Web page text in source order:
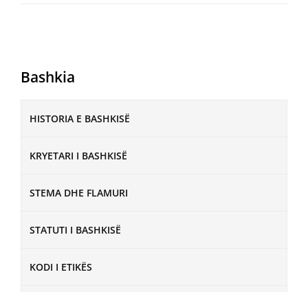
Bashkia
HISTORIA E BASHKISË
KRYETARI I BASHKISË
STEMA DHE FLAMURI
STATUTI I BASHKISË
KODI I ETIKËS